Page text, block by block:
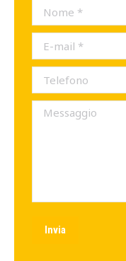
Nome *
E-mail *
Telefono
Messaggio
Invia